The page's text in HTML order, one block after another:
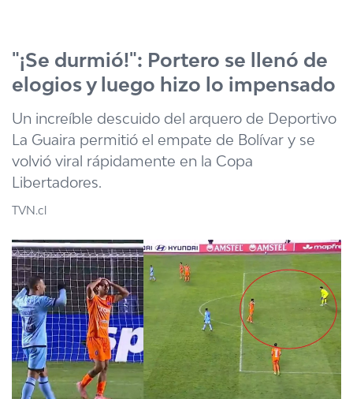
"¡Se durmió!": Portero se llenó de
elogios y luego hizo lo impensado
Un increíble descuido del arquero de Deportivo
La Guaira permitió el empate de Bolívar y se
volvió viral rápidamente en la Copa
Libertadores.
TVN.cl